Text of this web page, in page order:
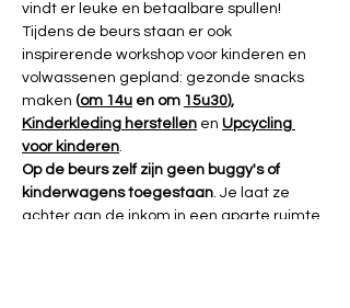
vindt er leuke en betaalbare spullen!
Tijdens de beurs staan er ook
inspirerende workshop voor kinderen en
volwassenen gepland: gezonde snacks
maken (om 14u en om 15u30),
Kinderkleding herstellen en Upcycling
voor kinderen.
Op de beurs zelf zijn geen buggy's of
kinderwagens toegestaan. Je laat ze
achter aan de inkom in een aparte ruimte.